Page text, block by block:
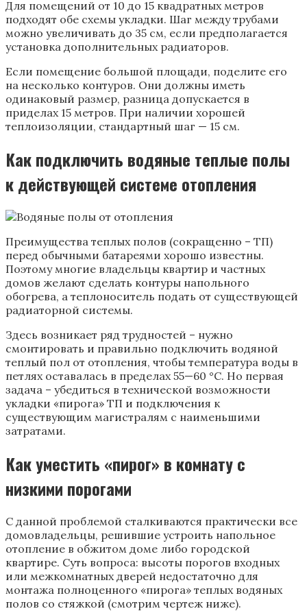
Для помещений от 10 до 15 квадратных метров
подходят обе схемы укладки. Шаг между трубами
можно увеличивать до 35 см, если предполагается
установка дополнительных радиаторов.
Если помещение большой площади, поделите его
на несколько контуров. Они должны иметь
одинаковый размер, разница допускается в
приделах 15 метров. При наличии хорошей
теплоизоляции, стандартный шаг — 15 см.
Как подключить водяные теплые полы
к действующей системе отопления
Преимущества теплых полов (сокращенно – ТП)
перед обычными батареями хорошо известны.
Поэтому многие владельцы квартир и частных
домов желают сделать контуры напольного
обогрева, а теплоноситель подать от существующей
радиаторной системы.
Здесь возникает ряд трудностей – нужно
смонтировать и правильно подключить водяной
теплый пол от отопления, чтобы температура воды в
петлях оставалась в пределах 55—60 °C. Но первая
задача – убедиться в технической возможности
укладки «пирога» ТП и подключения к
существующим магистралям с наименьшими
затратами.
Как уместить «пирог» в комнату с
низкими порогами
С данной проблемой сталкиваются практически все
домовладельцы, решившие устроить напольное
отопление в обжитом доме либо городской
квартире. Суть вопроса: высоты порогов входных
или межкомнатных дверей недостаточно для
монтажа полноценного «пирога» теплых водяных
полов со стяжкой (смотрим чертеж ниже).